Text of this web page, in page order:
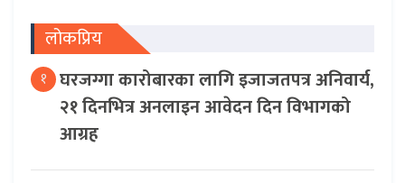
लोकप्रिय
१ घरजग्गा कारोबारका लागि इजाजतपत्र अनिवार्य,
२१ दिनभित्र अनलाइन आवेदन दिन विभागको
आग्रह